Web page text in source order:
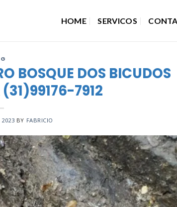
HOME SERVICOS
BOSQUE DOS BICUDOS
7912
2023 BY FABRICIO